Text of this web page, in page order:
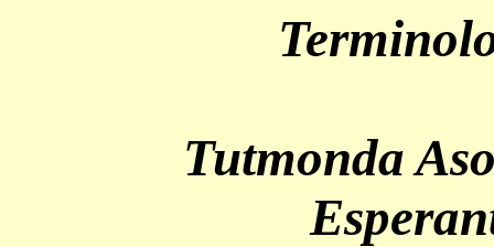
Tutmonda